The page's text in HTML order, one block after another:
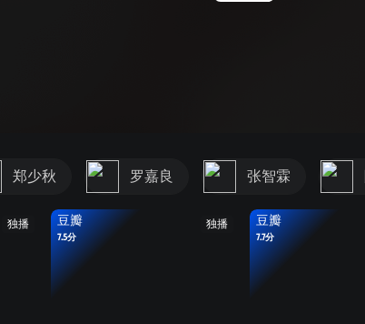
郑少秋 罗嘉良 张智霖
独播 独播
豆瓣
7.5分
豆瓣
7.7分